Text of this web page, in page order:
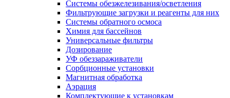
Системы обезжелезивания/осветления
Фильтрующие загрузки и реагенты для них
Системы обратного осмоса
Химия для бассейнов
Универсальные фильтры
Дозирование
УФ обеззараживатели
Сорбционные установки
Магнитная обработка
Аэрация
Комплектующие к установкам